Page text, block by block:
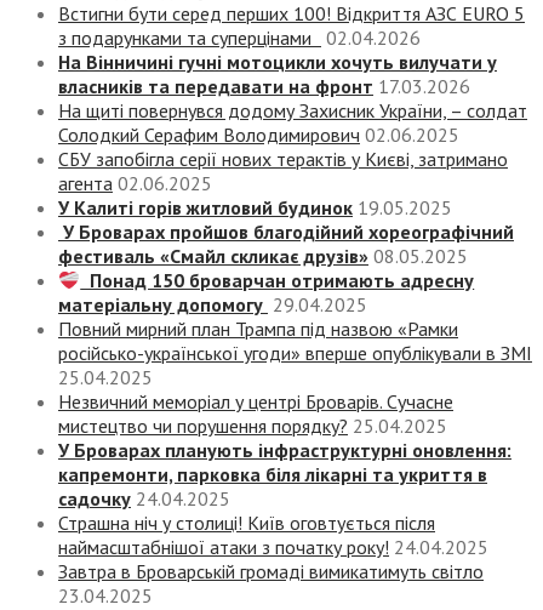
Встигни бути серед перших 100! Відкриття АЗС EURO 5
з подарунками та суперцінами
02.04.2026
На Вінничині гучні мотоцикли хочуть вилучати у
власників та передавати на фронт 17.03.2026
На щиті повернувся додому Захисник України, – солдат
Солодкий Серафим Володимирович 02.06.2025
СБУ запобігла серії нових терактів у Києві, затримано
агента 02.06.2025
У Калиті горів житловий будинок 19.05.2025
У Броварах пройшов благодійний хореографічний
фестиваль «Смайл скликає друзів» 08.05.2025
Понад 150 броварчан отримають адресну
матеріальну допомогу 29.04.2025
Повний мирний план Трампа під назвою «‎Рамки
російсько-української угоди» вперше опублікували в ЗМІ
25.04.2025
Незвичний меморіал у центрі Броварів. Сучасне
мистецтво чи порушення порядку? 25.04.2025
У Броварах планують інфраструктурні оновлення:
капремонти, парковка біля лікарні та укриття в
садочку 24.04.2025
Страшна ніч у столиці! Київ оговтується після
наймасштабнішої атаки з початку року! 24.04.2025
Завтра в Броварській громаді вимикатимуть світло
23.04.2025